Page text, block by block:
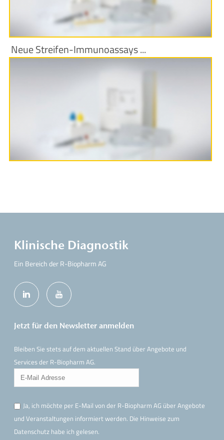
Neue Streifen-Immunoassays ...
Klinische Diagnostik
Ein Bereich der R-Biopharm AG
Jetzt für den Newsletter anmelden
Bleiben Sie stets auf dem aktuellen Stand über Angebote und
Services der R-Biopharm AG.
Ja, ich möchte per E-Mail von der R-Biopharm AG über Angebote
und Veranstaltungen informiert werden. Die Hinweisezum
Datenschutz habe ich gelesen.